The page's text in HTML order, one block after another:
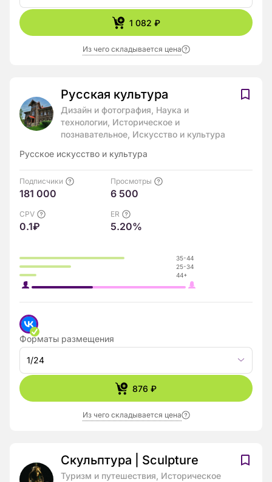
1 082 ₽
Из чего складывается цена
Русская культура
Дизайн и фотография, Наука и
технологии, Историческое и
познавательное, Искусство и культура
Русское искусство и культура
35-44
25-34
44+
Подписчики
181 000
Просмотры
6 500
CPV
0.1₽
ER
5.20%
Форматы размещения
1/24
876 ₽
Из чего складывается цена
Скульптура | Sculpture
Туризм и путешествия, Историческое